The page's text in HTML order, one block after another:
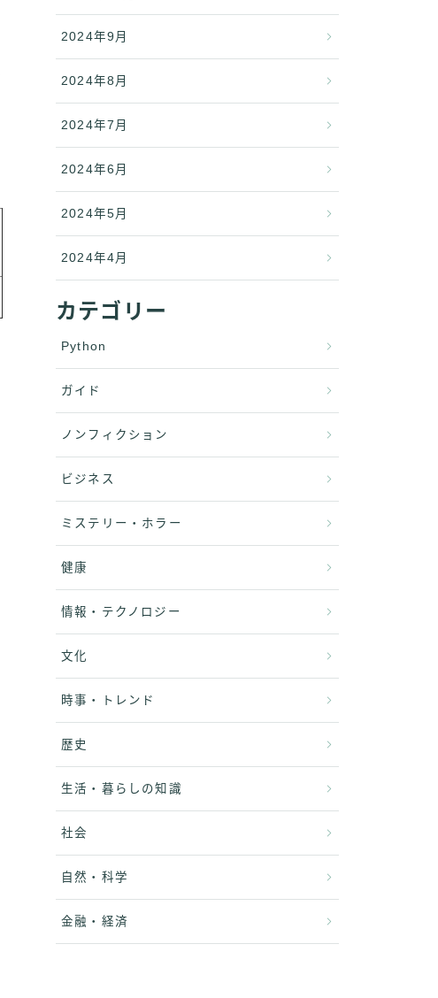
2024年9月
2024年8月
2024年7月
2024年6月
2024年5月
2024年4月
カテゴリー
Python
ガイド
ノンフィクション
ビジネス
ミステリー・ホラー
健康
情報・テクノロジー
文化
時事・トレンド
歴史
生活・暮らしの知識
社会
自然・科学
金融・経済